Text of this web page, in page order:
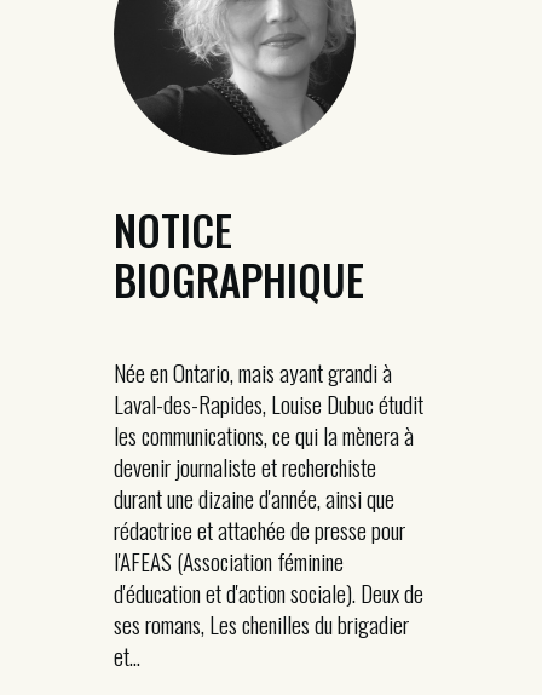
NOTICE
BIOGRAPHIQUE
Née en Ontario, mais ayant grandi à
Laval-des-Rapides, Louise Dubuc étudit
les communications, ce qui la mènera à
devenir journaliste et recherchiste
durant une dizaine d'année, ainsi que
rédactrice et attachée de presse pour
l'AFEAS (Association féminine
d'éducation et d'action sociale). Deux de
ses romans, Les chenilles du brigadier
et...